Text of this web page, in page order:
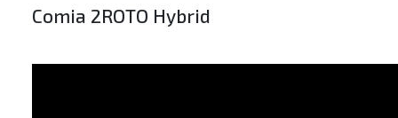
Comia 2ROTO Hybrid